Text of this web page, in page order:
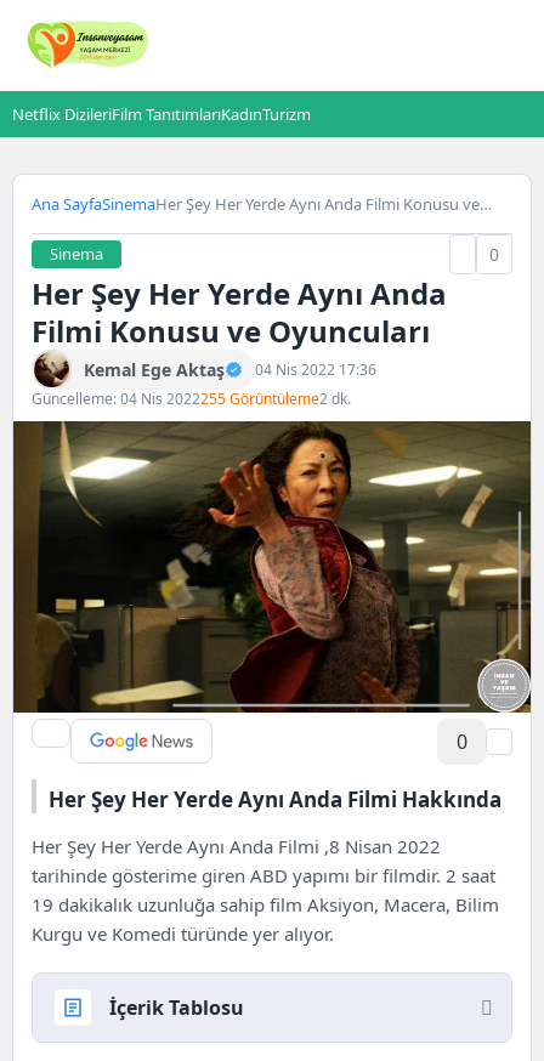
Netflix DizileriFilm TanıtımlarıKadınTurizm
Ana SayfaSinemaHer Şey Her Yerde Aynı Anda Filmi Konusu ve
Sinema
0
Her Şey Her Yerde Aynı Anda
Filmi Konusu ve Oyuncuları
Kemal Ege Aktaş
04 Nis 2022 17:36
Güncelleme: 04 Nis 2022255 Görüntüleme2 dk.
0
Her Şey Her Yerde Aynı Anda Filmi Hakkında
Her Şey Her Yerde Aynı Anda Filmi ,8 Nisan 2022
tarihinde gösterime giren ABD yapımı bir filmdir. 2 saat
19 dakikalık uzunluğa sahip film Aksiyon, Macera, Bilim
Kurgu ve Komedi türünde yer alıyor.
İçerik Tablosu